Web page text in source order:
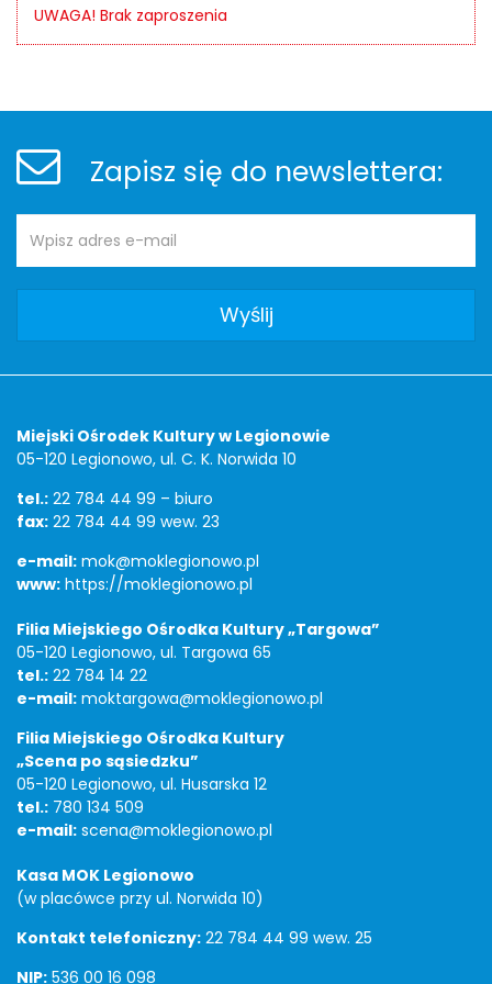
UWAGA! Brak zaproszenia
Newsletter
Zapisz się do newslettera:
Newsletter
e-
mail:
Adres
Miejski Ośrodek Kultury w Legionowie
05-120 Legionowo, ul. C. K. Norwida 10
tel.: 22 784 44 99 – biuro
fax: 22 784 44 99 wew. 23
e-mail: mok@moklegionowo.pl
www: https://moklegionowo.pl
Filia Miejskiego Ośrodka Kultury „Targowa”
05-120 Legionowo, ul. Targowa 65
tel.: 22 784 14 22
e-mail: moktargowa@moklegionowo.pl
Filia Miejskiego Ośrodka Kultury
„Scena po sąsiedzku”
05-120 Legionowo, ul. Husarska 12
tel.: 780 134 509
e-mail: scena@moklegionowo.pl
Kasa MOK Legionowo
(w placówce przy ul. Norwida 10)
Kontakt telefoniczny: 22 784 44 99 wew. 25
NIP: 536 00 16 098